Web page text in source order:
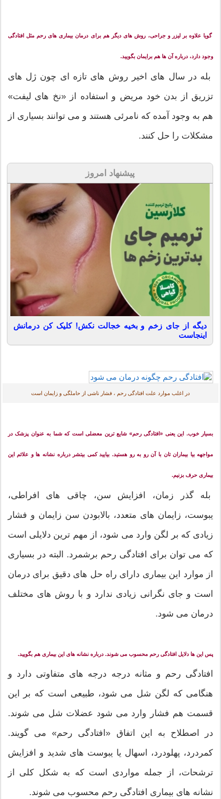
گویا علاوه بر لیزر و جراحی، روش های دیگر هم برای درمان بیماری های رحم مثل افتادگی
وجود دارد، درباره آن ها هم برایمان بگویید.
بله در سال های اخیر روش های تازه ای چون ژل های
تزریق از بدن خود مریض و استفاده از «نخ های لیفت»
هم به وجود آمده که نامرئی هستند و می توانند بسیاری از
مشکلات را حل کنند.
پیشنهاد امروز
دیگه از جای زخم و بخیه خجالت نکش! کلیک کن درمانش
اینجاست
در اغلب موارد علت افتادگی رحم ، فشار ناشی از حاملگی و زایمان است
بسیار خوب. این یعنی «افتادگی رحم» شایع ترین معضلی است که شما به عنوان پزشک در
مواجهه بیا بیماران تان با آن رو به رو هستید. بیایید کمی بیتشر درباره نشانه ها و علائم این
بیماری حرف بزنیم.
بله گذر زمان، افزایش سن، چاقی های افراطی،
یبوست، زایمان های متعدد، بالابودن سن زایمان و فشار
زیادی که بر لگن وارد می شود، از مهم ترین دلایلی است
که می توان برای افتادگی رحم برشمرد. البته در بسیاری
از موارد این بیماری دارای راه حل های دقیق برای درمان
است و جای نگرانی زیادی ندارد و با روش های مختلف
درمان می شود.
پس این ها دلایل افتادگی رحم محسوب می شوند. درباره نشانه های این بیماری هم بگویید.
افتادگی رحم و مثانه درجه درجه های متفاوتی دارد و
هنگامی که لگن شل می شود، طبیعی است که بر این
قسمت هم فشار وارد می شود عضلات شل می شوند.
در اصطلاح به این اتفاق «افتادگی رحم» می گویند.
کمردرد، پهلودرد، اسهال یا یبوست های شدید و افزایش
ترشحات، از جمله مواردی است که به شکل کلی از
نشانه های بیماری افتادگی رحم محسوب می شوند.